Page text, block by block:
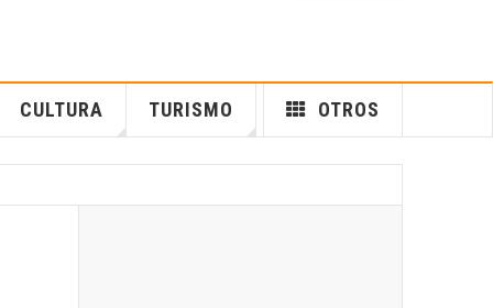
CULTURA TURISMO OTROS